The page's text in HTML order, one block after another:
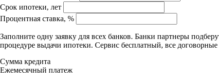
Срок ипотеки, лет
Процентная ставка, %
Заполните одну заявку для всех банков. Банки партнеры
процедуре выдачи ипотеки. Сервис бесплатный, все
Сумма кредита
Ежемесячный платеж